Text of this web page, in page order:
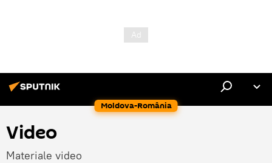
Moldova-România
Video
Materiale video